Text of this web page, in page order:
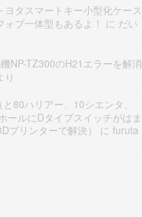
ヨタスマートキー小型化ケース
ブ一体型もあるよ！ に だい
NP-TZ300のH21エラーを解消
り
80ハリアー、10シエンタ、
ールにDタイプスイッチがはま
プリンターで解決）
に furuta